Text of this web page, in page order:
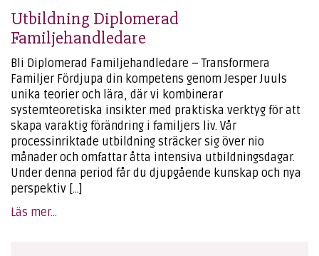
Utbildning Diplomerad
Familjehandledare
Bli Diplomerad Familjehandledare – Transformera
Familjer Fördjupa din kompetens genom Jesper Juuls
unika teorier och lära, där vi kombinerar
systemteoretiska insikter med praktiska verktyg för att
skapa varaktig förändring i familjers liv. Vår
processinriktade utbildning sträcker sig över nio
månader och omfattar åtta intensiva utbildningsdagar.
Under denna period får du djupgående kunskap och nya
perspektiv […]
Läs mer...